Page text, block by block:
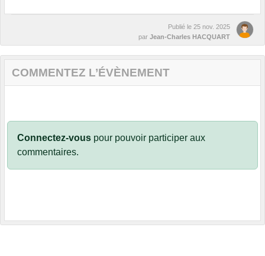
Publié le 25 nov. 2025
par Jean-Charles HACQUART
COMMENTEZ L’ÉVÈNEMENT
Connectez-vous pour pouvoir participer aux
commentaires.